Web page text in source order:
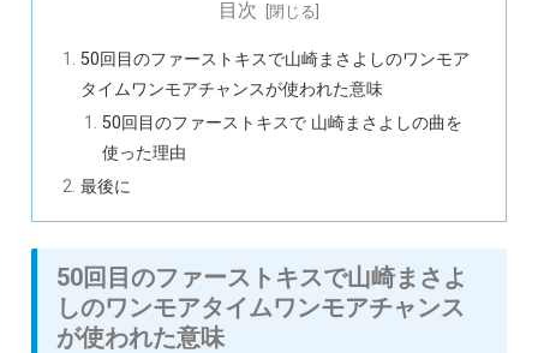
目次
50回目のファーストキスで山崎まさよしのワンモア
タイムワンモアチャンスが使われた意味
50回目のファーストキスで 山崎まさよしの曲を
使った理由
最後に
50回目のファーストキスで山崎まさよ
しのワンモアタイムワンモアチャンス
が使われた意味